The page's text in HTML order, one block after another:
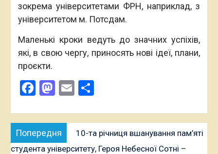
зокрема університетами ФРН, наприклад, з
університетом м. Потсдам.
Маленькі кроки ведуть до значних успіхів,
які, в свою чергу, приносять нові ідеї, плани,
проєкти.
Facebook
Mastodon
EmailПоділитися
Навігація
записів
Попередня
публікація:
10-та річниця вшанування пам’яті
студента університету, Героя Небесної Сотні –